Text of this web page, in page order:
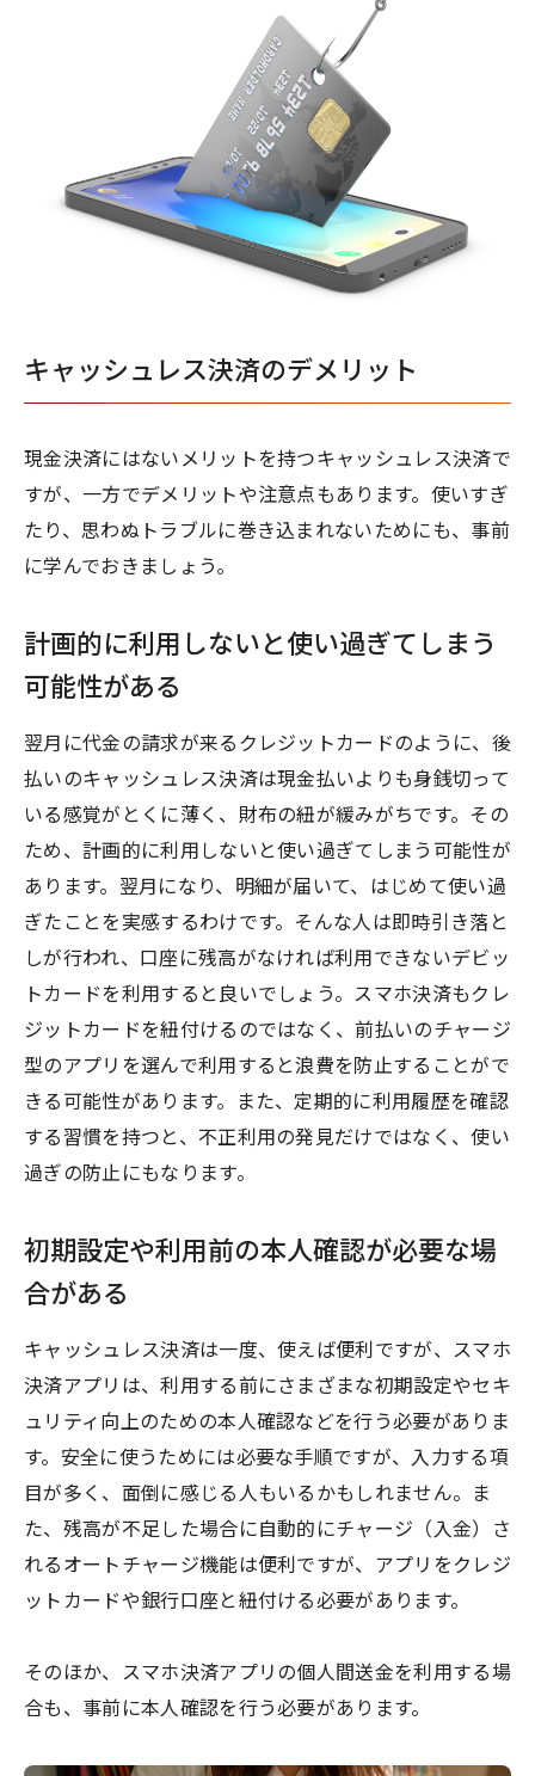
キャッシュレス決済のデメリット
現金決済にはないメリットを持つキャッシュレス決済で
すが、一方でデメリットや注意点もあります。使いすぎ
たり、思わぬトラブルに巻き込まれないためにも、事前
に学んでおきましょう。
計画的に利用しないと使い過ぎてしまう
可能性がある
翌月に代金の請求が来るクレジットカードのように、後
払いのキャッシュレス決済は現金払いよりも身銭切って
いる感覚がとくに薄く、財布の紐が緩みがちです。その
ため、計画的に利用しないと使い過ぎてしまう可能性が
あります。翌月になり、明細が届いて、はじめて使い過
ぎたことを実感するわけです。そんな人は即時引き落と
しが行われ、口座に残高がなければ利用できないデビッ
トカードを利用すると良いでしょう。スマホ決済もクレ
ジットカードを紐付けるのではなく、前払いのチャージ
型のアプリを選んで利用すると浪費を防止することがで
きる可能性があります。また、定期的に利用履歴を確認
する習慣を持つと、不正利用の発見だけではなく、使い
過ぎの防止にもなります。
初期設定や利用前の本人確認が必要な場
合がある
キャッシュレス決済は一度、使えば便利ですが、スマホ
決済アプリは、利用する前にさまざまな初期設定やセキ
ュリティ向上のための本人確認などを行う必要がありま
す。安全に使うためには必要な手順ですが、入力する項
目が多く、面倒に感じる人もいるかもしれません。ま
た、残高が不足した場合に自動的にチャージ（入金）さ
れるオートチャージ機能は便利ですが、アプリをクレジ
ットカードや銀行口座と紐付ける必要があります。
そのほか、スマホ決済アプリの個人間送金を利用する場
合も、事前に本人確認を行う必要があります。